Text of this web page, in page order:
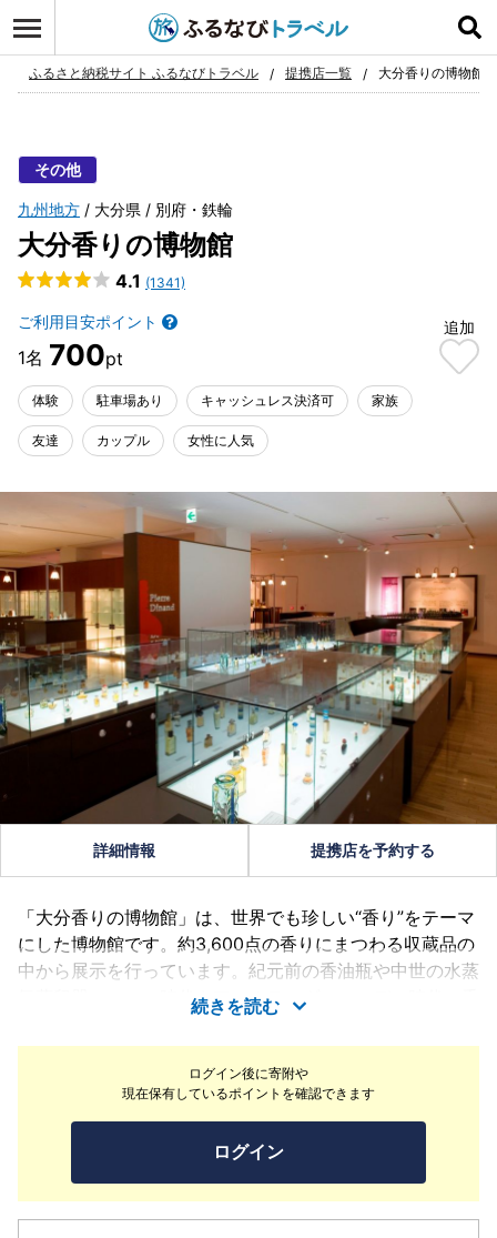
お気に入り
ふるさと納税サイト ふるなびトラベル 提携店一覧 大分香りの博物館
その他
九州地方 大分県 別府・鉄輪
大分香りの博物館
4.1 (1341)
ご利用目安ポイント
700
追加
体験 駐車場あり キャッシュレス決済可 家族
友達 カップル 女性に人気
ログイン後に寄附や
現在保有しているポイントを確認できます
ログイン
詳細情報 提携店を予約する
「大分香りの博物館」は、世界でも珍しい“香り”をテーマ
にした博物館です。約3,600点の香りにまつわる収蔵品の
中から展示を行っています。紀元前の香油瓶や中世の水蒸
気蒸留器、ロココ時代やアールヌーヴォー・デコ時代の香
水瓶、世界中から集められた有名な香水、香炉の展示な
ど、香りを楽しみながら歴史的に貴重な資料を鑑賞でしま
す。好きな香りをブレンドして、世界にひとつだけのオリ
ジナル香水を作る「調香体験」も行っています。雨の日も
OK！見ごたえも十分な香りについて丸ごと楽しめるミュ
ージアムです！ハーブガーデンでいい香りに包まれながら
天然温泉の足湯もお楽しみいただけます。
続きを読む